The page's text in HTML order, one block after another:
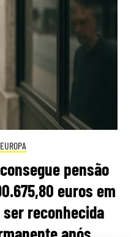
EUROPA
pensão
euros em
reconhecida